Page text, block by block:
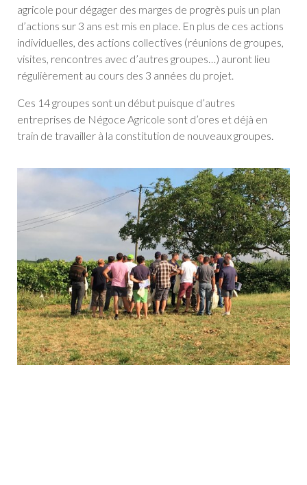
agricole pour dégager des marges de progrès puis un plan
d’actions sur 3 ans est mis en place. En plus de ces actions
individuelles, des actions collectives (réunions de groupes,
visites, rencontres avec d’autres groupes…) auront lieu
régulièrement au cours des 3 années du projet.
Ces 14 groupes sont un début puisque d’autres
entreprises de Négoce Agricole sont d’ores et déjà en
train de travailler à la constitution de nouveaux groupes.